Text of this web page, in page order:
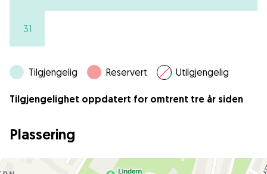
31
Tilgjengelig Reservert Utilgjengelig
Tilgjengelighet oppdatert for omtrent tre år siden
Plassering